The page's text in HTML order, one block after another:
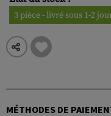
3 pièce - livré sous 1-2
MÉTHODES DE